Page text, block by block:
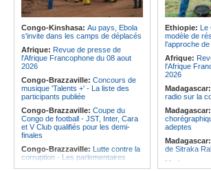
Afrique:Les statistiques clés avant
le quart de finale entre la Côte
d'Ivoire et l'Algérie
Afrique:Le Maroc et l'Afrique du
Sud se retrouvent quatre ans après
la finale
Afrique:
Côte d'Ivoire - Algérie, un
Angola:Le
médailles au
monde de ju-
Angola:Le
diffusion de
sur Internet
Congo-Kinshasa: Au pays, Ebola
s'invite dans les camps de déplacés
Afrique: Revue de presse de
l'Afrique Francophone du 08 aout
2026
Congo-Brazzaville: Concours de
musique 'Talents +' - La liste des
participants publiée
Congo-Brazzaville: Coupe du
Congo de football - JST, Inter, Cara
et V Club qualifiés pour les demi-
finales
Congo-Brazzaville: Lutte contre la
corruption - Les parlementaires
Ethiopie: Le
modèle de
l'approche
Afrique:
l'Afrique
2026
Madagascar:
radio sur la
Madagascar:
adeptes
Madagascar:
de Sitraka
Madagascar: